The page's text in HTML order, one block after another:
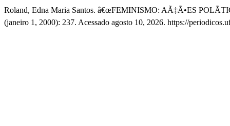
Roland, Edna Maria Santos. â€œFEMINISMO: AÃ‡Ã•ES
(janeiro 1, 2000): 237. Acessado agosto 10, 2026. https://